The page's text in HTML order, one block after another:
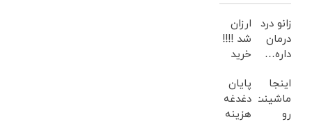
زانو درد
درمان
داره…
هنوز
داری
بهش
ارزان
شد !!!!
خرید
NANO
BANANA
با
اینجا
ماشینت
رو
پایان
دغدغه
هزینه